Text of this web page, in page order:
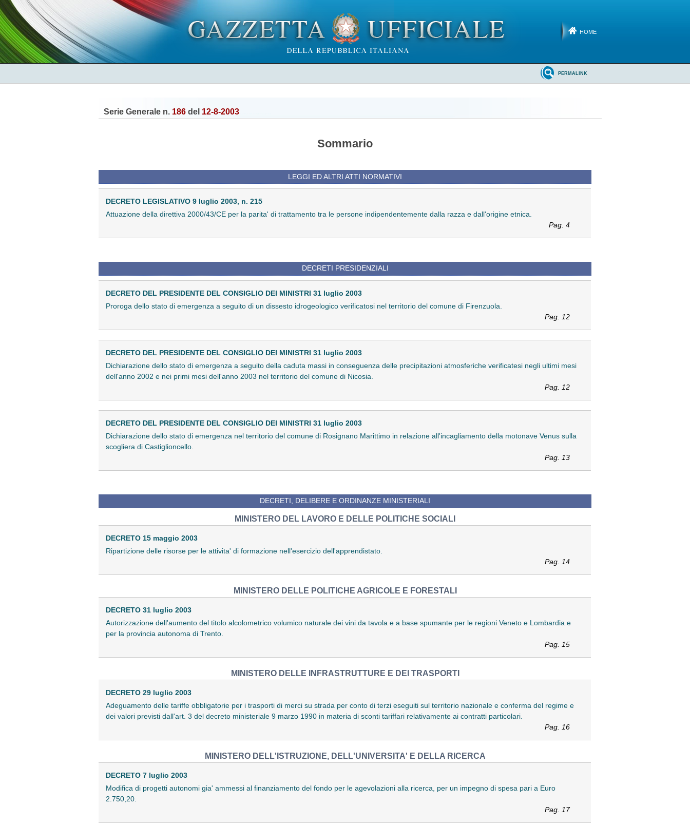
HOME
PERMALINK
Serie Generale n. 186 del 12-8-2003
Sommario
LEGGI ED ALTRI ATTI NORMATIVI
DECRETO LEGISLATIVO 9 luglio 2003, n. 215
Attuazione della direttiva 2000/43/CE per la parita' di trattamento tra le persone indipendentemente dalla razza e dall'origine etnica.
Pag. 4
DECRETI PRESIDENZIALI
DECRETO DEL PRESIDENTE DEL CONSIGLIO DEI MINISTRI 31 luglio 2003
Proroga dello stato di emergenza a seguito di un dissesto idrogeologico verificatosi nel territorio del comune di Firenzuola.
Pag. 12
DECRETO DEL PRESIDENTE DEL CONSIGLIO DEI MINISTRI 31 luglio 2003
Dichiarazione dello stato di emergenza a seguito della caduta massi in conseguenza delle precipitazioni atmosferiche verificatesi negli ultimi mesi
dell'anno 2002 e nei primi mesi dell'anno 2003 nel territorio del comune di Nicosia.
Pag. 12
DECRETO DEL PRESIDENTE DEL CONSIGLIO DEI MINISTRI 31 luglio 2003
Dichiarazione dello stato di emergenza nel territorio del comune di Rosignano Marittimo in relazione all'incagliamento della motonave Venus sulla
scogliera di Castiglioncello.
Pag. 13
DECRETI, DELIBERE E ORDINANZE MINISTERIALI
MINISTERO DEL LAVORO E DELLE POLITICHE SOCIALI
DECRETO 15 maggio 2003
Ripartizione delle risorse per le attivita' di formazione nell'esercizio dell'apprendistato.
Pag. 14
MINISTERO DELLE POLITICHE AGRICOLE E FORESTALI
DECRETO 31 luglio 2003
Autorizzazione dell'aumento del titolo alcolometrico volumico naturale dei vini da tavola e a base spumante per le regioni Veneto e Lombardia e
per la provincia autonoma di Trento.
Pag. 15
MINISTERO DELLE INFRASTRUTTURE E DEI TRASPORTI
DECRETO 29 luglio 2003
Adeguamento delle tariffe obbligatorie per i trasporti di merci su strada per conto di terzi eseguiti sul territorio nazionale e conferma del regime e
dei valori previsti dall'art. 3 del decreto ministeriale 9 marzo 1990 in materia di sconti tariffari relativamente ai contratti particolari.
Pag. 16
MINISTERO DELL'ISTRUZIONE, DELL'UNIVERSITA' E DELLA RICERCA
DECRETO 7 luglio 2003
Modifica di progetti autonomi gia' ammessi al finanziamento del fondo per le agevolazioni alla ricerca, per un impegno di spesa pari a Euro
2.750,20.
Pag. 17